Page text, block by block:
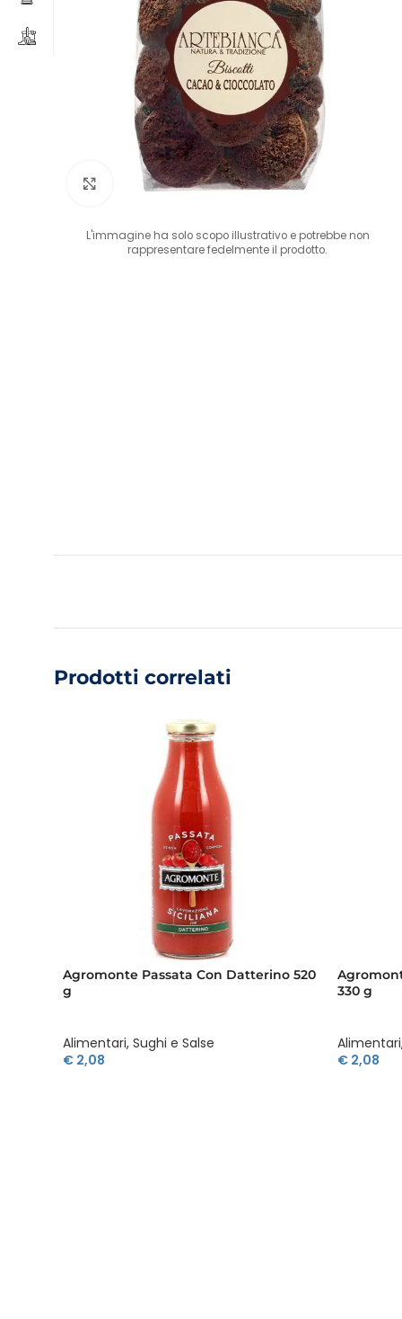
Clicca per ingrandire
L'immagine ha solo scopo illustrativo e potrebbe non
rappresentare fedelmente il prodotto.
Prodotti correlati
Agromonte Passata Con Datterino 520
g
Alimentari, Sughi e Salse
€ 2,08
330 g
Alimentari
€2,08